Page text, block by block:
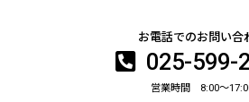
お電話でのお問い合
025-599-
営業時間 8:00～